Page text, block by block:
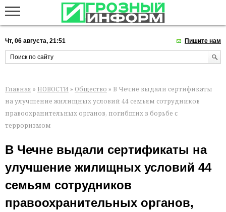
Чт, 06 августа, 21:51 Пишите нам
Главная » НОВОСТИ » Общество » В Чечне выдали сертификаты
на улучшение жилищных условий 44 семьям сотрудников
правоохранительных органов, погибших в борьбе с
терроризмом
В Чечне выдали сертификаты на
улучшение жилищных условий 44
семьям сотрудников
правоохранительных органов,